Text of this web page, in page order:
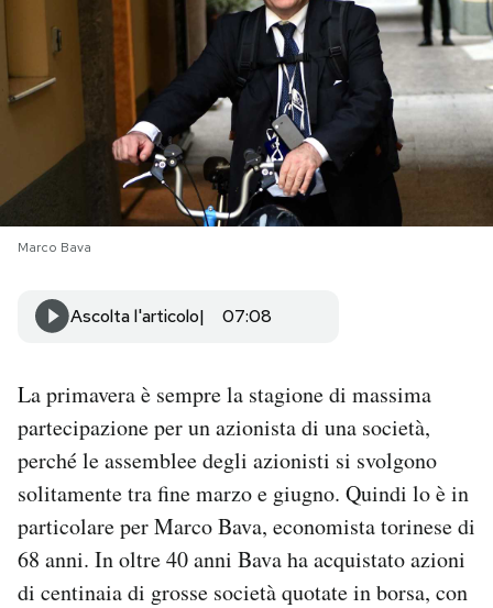
PODCAST
NEWSLETTER
I MIEI PREFERITI
SHOP
CALENDARIO
AREA PERSONALE
Area Personale
Newsletter
Notifiche mobile
Regala il Post
Marco Bava
Ascolta l'articolo 07:08
La primavera è sempre la stagione di massima
partecipazione per un azionista di una società,
perché le assemblee degli azionisti si svolgono
solitamente tra fine marzo e giugno. Quindi lo è in
particolare per Marco Bava, economista torinese di
68 anni. In oltre 40 anni Bava ha acquistato azioni
di centinaia di grosse società quotate in borsa, con